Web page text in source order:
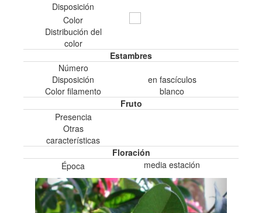
Disposición
Color
Distribución del
color
Estambres
Número
Disposición
en fascí­culos
Color filamento
blanco
Fruto
Presencia
Otras
características
Floración
Época
media estación